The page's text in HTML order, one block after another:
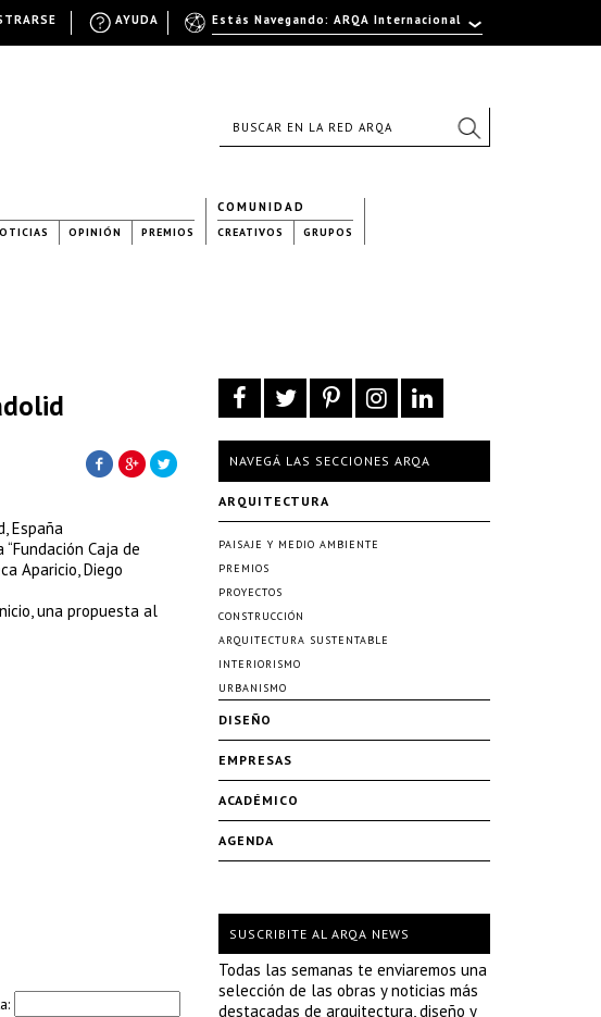
OPINIÓN PREMIOS
COMUNIDAD
CREATIVOS GRUPOS
España
Caja de
Aparicio, Diego
una propuesta al
NAVEGÁ LAS SECCIONES ARQA
ARQUITECTURA
PAISAJE Y MEDIO AMBIENTE
PREMIOS
PROYECTOS
CONSTRUCCIÓN
ARQUITECTURA SUSTENTABLE
INTERIORISMO
URBANISMO
DISEÑO
EMPRESAS
ACADÉMICO
AGENDA
SUSCRIBITE AL ARQA NEWS
Todas las semanas te enviaremos una
selección de las obras y noticias más
destacadas de arquitectura, diseño y
Estás Navegando: ARQA Internacional
AYUDA